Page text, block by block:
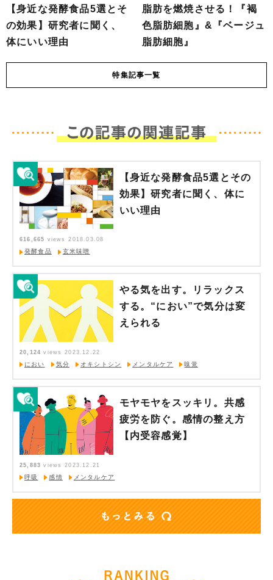
【身近な発酵食品5選とそ
の効果】研究者に聞く、
体にいい理由
脂肪を燃焼させる！『褐
色脂肪細胞』&『ベージュ
脂肪細胞』
特集記事一覧
【身近な発酵食品5選とその
効果】研究者に聞く、体に
いい理由
616,665 views
2018.03.08
発酵食品
玄米味噌
やる気を出す。リラックス
する。“におい”で気分は変
えられる
20,124 views
2023.12.22
におい
気分 オキシトシン メンタルケア 嗅覚
モヤモヤをスッキリ。共感
疲労を防ぐ。感情の整え方
【内受容感覚】
25,883 views
2023.12.21
呼吸
感情 メンタルケア